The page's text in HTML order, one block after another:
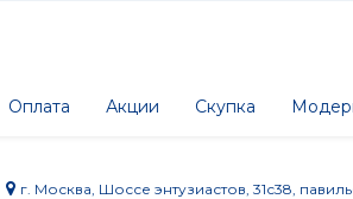
Оплата Акции Скупка
г. Москва, Шоссе энтузиастов, 31с38,